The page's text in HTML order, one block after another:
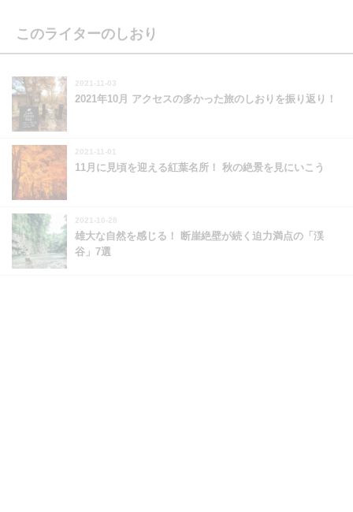
このライターのしおり
2021-11-03
2021年10月 アクセスの多かった旅のしおりを振り返り！
2021-11-01
11月に見頃を迎える紅葉名所！ 秋の絶景を見にいこう
2021-10-28
雄大な自然を感じる！ 断崖絶壁が続く迫力満点の「渓
谷」7選